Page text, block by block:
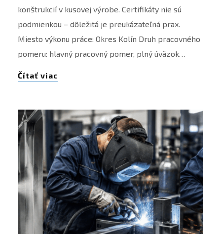
konštrukcií v kusovej výrobe. Certifikáty nie sú
podmienkou – dôležitá je preukázateľná prax.
Miesto výkonu práce: Okres Kolín Druh pracovného
pomeru: hlavný pracovný pomer, plný úväzok…
Čítať viac